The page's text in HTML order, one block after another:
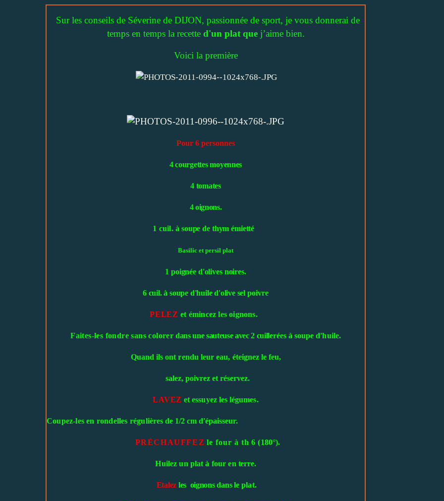
Sur les conseils de Séverine de DIJON, passionnée de sport, je vous donnerai de
temps en temps la recette d'un plat quej’aime bien.
Voici la première
Pour 6 personnes
4 courgettes moyennes
4 tomates
4 oignons.
1 cuil. à soupe de thym émietté
Basilic et persil plat
1 poignée d'olives noires.
6 cuil. à soupe d'huile d'olive sel poivre
PELEZ et émincez les oignons.
Faites-les fondre sans colorer dans une sauteuse avec 2 cuillerées à soupe d'huile.
Quand ils ont rendu leur eau, éteignez le feu,
salez, poivrez et réservez.
LAVEZ et essuyez les légumes.
Coupez-les en rondelles régulières de 1/2 cm d'épaisseur.
PRÉCHAUFFEZ le four à th 6 (180°).
Huilez un plat à four en terre.
Etalez les oignons dans le plat.